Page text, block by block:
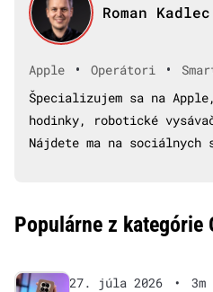
Roman Kadlec
Apple • Operátori •
Špecializujem sa na
hodinky, robotické
Nájdete ma na sociálnych
Populárne z kategórie
27. júla 2026 •
3m